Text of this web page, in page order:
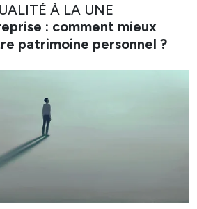
À LA UNE
: comment mieux
patrimoine personnel ?